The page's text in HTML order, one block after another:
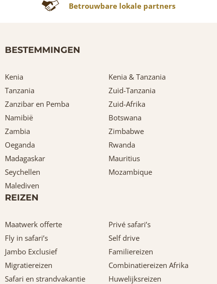
Betrouwbare lokale partners
BESTEMMINGEN
Kenia
Kenia & Tanzania
Tanzania
Zuid-Tanzania
Zanzibar en Pemba
Zuid-Afrika
Namibië
Botswana
Zambia
Zimbabwe
Oeganda
Rwanda
Madagaskar
Mauritius
Seychellen
Mozambique
Malediven
REIZEN
Maatwerk offerte
Privé safari’s
Fly in safari’s
Self drive
Jambo Exclusief
Familiereizen
Migratiereizen
Combinatiereizen Afrika
Safari en strandvakantie
Huwelijksreizen